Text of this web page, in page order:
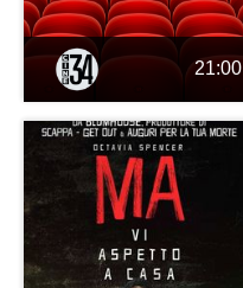
21:00